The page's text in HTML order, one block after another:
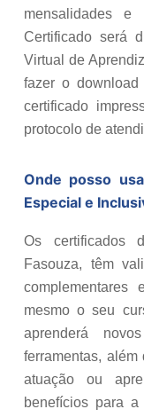
mensalidades
Certificado será
Virtual de
fazer o
certificado
protocolo de
Onde posso
Especial e
Os certificados
Fasouza, têm
mesmo o seu
aprenderá
ferramentas,
atuação ou
benefícios para